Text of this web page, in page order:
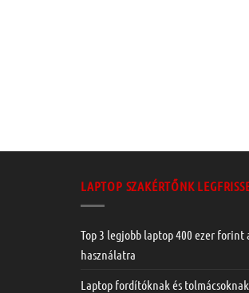
LAPTOP SZAKÉRTŐNK
Top 3 legjobb laptop 400 ezer
használatra
Laptop fordítóknak és tolmácsoknak